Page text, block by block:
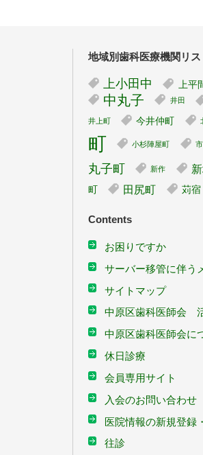
地域別歯科医療機関リス
上小田中 上平
中丸子 井田
井上町 今井仲町
町
小杉陣屋町
丸子町
新作
町
田尻町 苅宿
Contents
お困りですか
サーバー移管に伴う
サイトマップ
中原区歯科医師会
中原区歯科医師会に
休日診療
会員専用サイト
入会のお問い合わせ
医院情報の新規登録
往診